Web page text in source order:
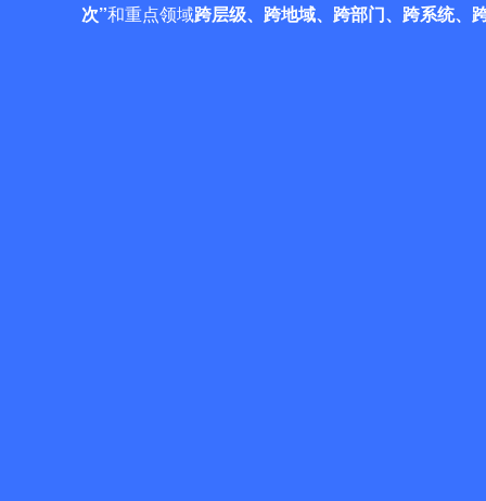
次”和重点领域跨层级、跨地域、跨部门、跨系统、